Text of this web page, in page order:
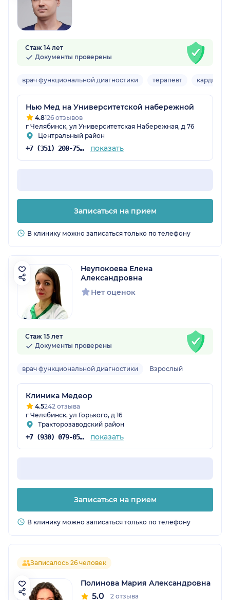
Стаж 14 лет
Документы проверены
врач функциональной диагностики терапевт
Нью Мед на Университетской набережной
4.8126 отзывов
г Челябинск, ул Университетская Набережная, д 76
Центральный район
+7 (351) 200-75-98 показать
Записаться на прием
В клинику можно записаться только по телефону
Неупокоева Елена
Александровна
Нет оценок
Стаж 15 лет
Документы проверены
врач функциональной диагностики Взрослый
Клиника Медеор
4.5242 отзыва
г Челябинск, ул Горького, д 16
Тракторозаводский район
+7 (930) 079-05-43 показать
Записаться на прием
В клинику можно записаться только по телефону
Записалось 26 человек
Полинова Мария Александровна
5.0 2 отзыва